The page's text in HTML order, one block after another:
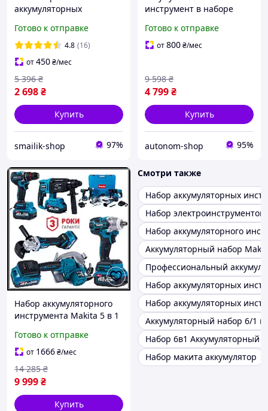
аккумуляторных
Pro248S, Шуруповерт с
регулировкой скорости и
угловая шлифовальная
машина с кейсом YY
Готово к отправке
4.8 (16)
от450₴/мес
2 698₴
5 396 ₴
Купить
smailik-shop 97%
инструмент в наборе
шуруповерт гайковерт
перфоратор на
Готово к отправке
от800₴/мес
4 799₴
9 598 ₴
Купить
autonom-shop 95%
Набор аккумуляторного
инструмента Makita 5 в 1
Шуруповерт Гайковерт
Болгарка Перфоратор
Циркулярка
Готово к отправке
от 1666₴/мес
9 999₴
14 285 ₴
Купить
Смотри также
Набор аккумуляторных
Набор электроинструментов
Набор аккумуляторного
Аккумуляторный набор
Профессиональный
Набор аккумуляторных
Набор аккумуляторных
Аккумуляторный набор 6/1
Набор 6в1 Аккумуляторный
Набор макита аккумулятор